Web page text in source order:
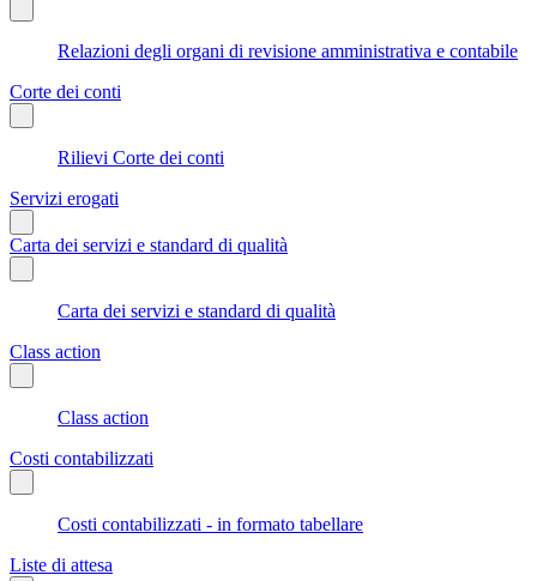
Relazioni degli organi di revisione amministrativa e contabile
Corte dei conti
Rilievi Corte dei conti
Servizi erogati
Carta dei servizi e standard di qualità
Carta dei servizi e standard di qualità
Class action
Class action
Costi contabilizzati
Costi contabilizzati - in formato tabellare
Liste di attesa